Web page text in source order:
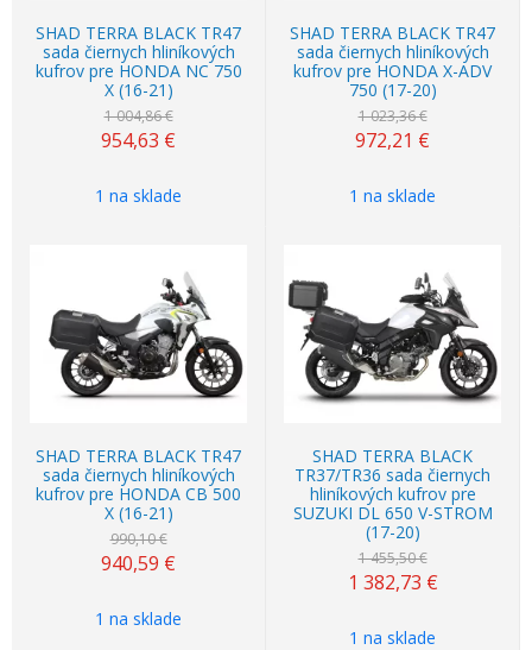
SHAD TERRA BLACK TR47
sada čiernych hliníkových
kufrov pre HONDA NC 750
X (16-21)
1 004,86 €
954,63 €
1 na sklade
SHAD TERRA BLACK TR47
sada čiernych hliníkových
kufrov pre HONDA X-ADV
750 (17-20)
1 023,36 €
972,21 €
1 na sklade
SHAD TERRA BLACK TR47
sada čiernych hliníkových
kufrov pre HONDA CB 500
X (16-21)
990,10 €
940,59 €
1 na sklade
Akcia
SHAD TERRA BLACK
TR37/TR36 sada čiernych
hliníkových kufrov pre
SUZUKI DL 650 V-STROM
(17-20)
1 455,50 €
1 382,73 €
1 na sklade